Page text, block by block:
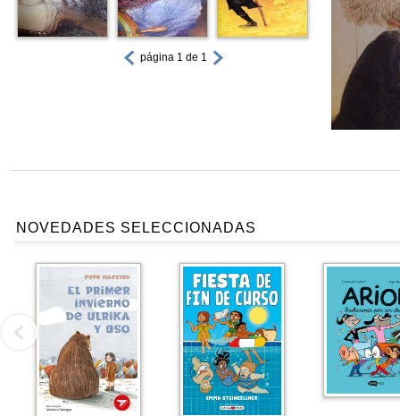
página 1 de 1
NOVEDADES SELECCIONADAS